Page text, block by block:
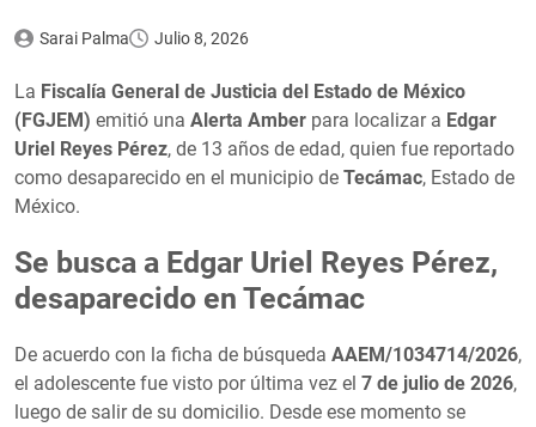
Sarai Palma Julio 8, 2026
La Fiscalía General de Justicia del Estado de México
(FGJEM) emitió una Alerta Amber para localizar a Edgar
Uriel Reyes Pérez, de 13 años de edad, quien fue reportado
como desaparecido en el municipio de Tecámac, Estado de
México.
Se busca a Edgar Uriel Reyes Pérez,
desaparecido en Tecámac
De acuerdo con la ficha de búsqueda AAEM/1034714/2026,
el adolescente fue visto por última vez el 7 de julio de 2026,
luego de salir de su domicilio. Desde ese momento se